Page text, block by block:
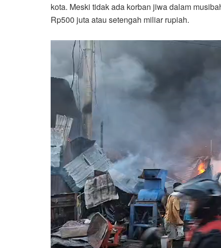
kota. Meski tidak ada korban jiwa dalam
Rp500 juta atau setengah miliar rupiah.